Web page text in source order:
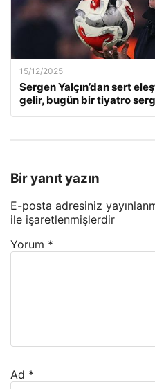
15/12/2025
Sergen Yalçın’dan sert
gelir, bugün bir tiyatro
Bir yanıt yazın
E-posta adresiniz
ile işaretlenmişlerdir
Yorum *
Ad *